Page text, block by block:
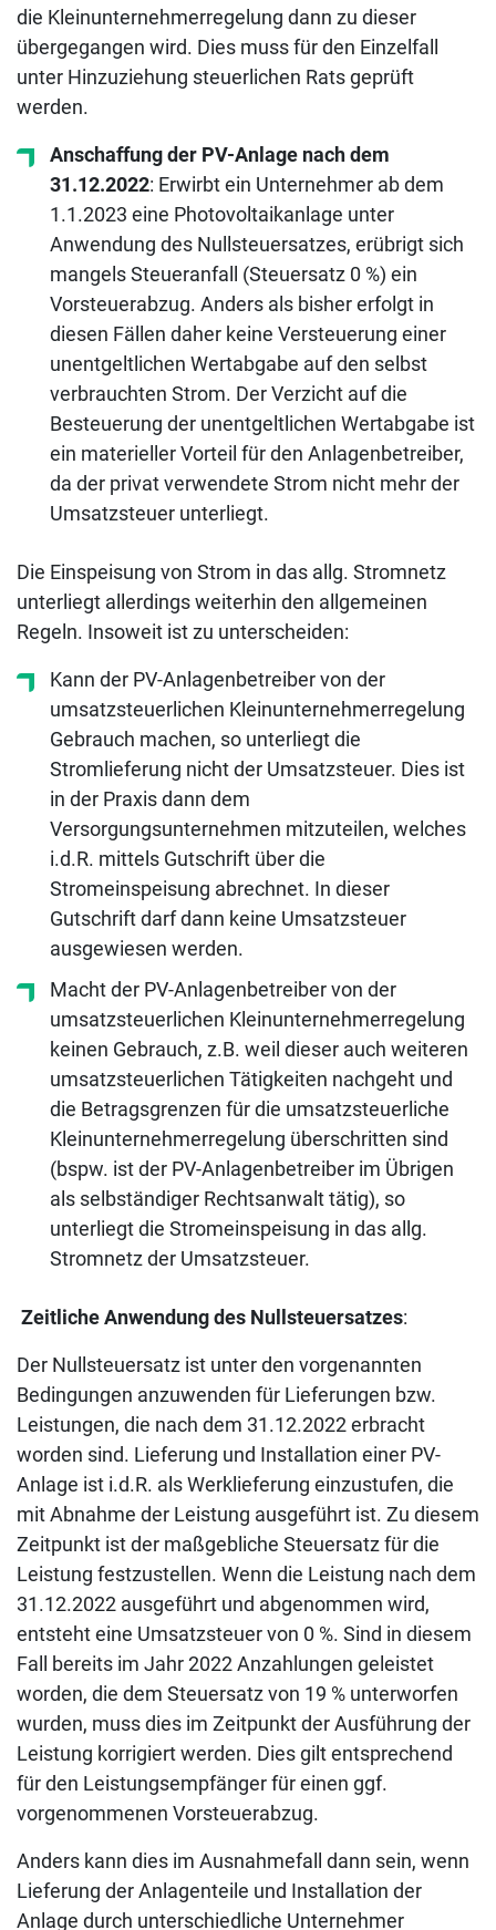
die Kleinunternehmerregelung dann zu dieser
übergegangen wird. Dies muss für den Einzelfall
unter Hinzuziehung steuerlichen Rats geprüft
werden.
Anschaffung der PV-Anlage nach dem
31.12.2022: Erwirbt ein Unternehmer ab dem
1.1.2023 eine Photovoltaikanlage unter
Anwendung des Nullsteuersatzes, erübrigt sich
mangels Steueranfall (Steuersatz 0 %) ein
Vorsteuerabzug. Anders als bisher erfolgt in
diesen Fällen daher keine Versteuerung einer
unentgeltlichen Wertabgabe auf den selbst
verbrauchten Strom. Der Verzicht auf die
Besteuerung der unentgeltlichen Wertabgabe ist
ein materieller Vorteil für den Anlagenbetreiber,
da der privat verwendete Strom nicht mehr der
Umsatzsteuer unterliegt.
Die Einspeisung von Strom in das allg. Stromnetz
unterliegt allerdings weiterhin den allgemeinen
Regeln. Insoweit ist zu unterscheiden:
Kann der PV-Anlagenbetreiber von der
umsatzsteuerlichen Kleinunternehmerregelung
Gebrauch machen, so unterliegt die
Stromlieferung nicht der Umsatzsteuer. Dies ist
in der Praxis dann dem
Versorgungsunternehmen mitzuteilen, welches
i.d.R. mittels Gutschrift über die
Stromeinspeisung abrechnet. In dieser
Gutschrift darf dann keine Umsatzsteuer
ausgewiesen werden.
Macht der PV-Anlagenbetreiber von der
umsatzsteuerlichen Kleinunternehmerregelung
keinen Gebrauch, z.B. weil dieser auch weiteren
umsatzsteuerlichen Tätigkeiten nachgeht und
die Betragsgrenzen für die umsatzsteuerliche
Kleinunternehmerregelung überschritten sind
(bspw. ist der PV-Anlagenbetreiber im Übrigen
als selbständiger Rechtsanwalt tätig), so
unterliegt die Stromeinspeisung in das allg.
Stromnetz der Umsatzsteuer.
Zeitliche Anwendung des Nullsteuersatzes:
Der Nullsteuersatz ist unter den vorgenannten
Bedingungen anzuwenden für Lieferungen bzw.
Leistungen, die nach dem 31.12.2022 erbracht
worden sind. Lieferung und Installation einer PV-
Anlage ist i.d.R. als Werklieferung einzustufen, die
mit Abnahme der Leistung ausgeführt ist. Zu diesem
Zeitpunkt ist der maßgebliche Steuersatz für die
Leistung festzustellen. Wenn die Leistung nach dem
31.12.2022 ausgeführt und abgenommen wird,
entsteht eine Umsatzsteuer von 0 %. Sind in diesem
Fall bereits im Jahr 2022 Anzahlungen geleistet
worden, die dem Steuersatz von 19 % unterworfen
wurden, muss dies im Zeitpunkt der Ausführung der
Leistung korrigiert werden. Dies gilt entsprechend
für den Leistungsempfänger für einen ggf.
vorgenommenen Vorsteuerabzug.
Anders kann dies im Ausnahmefall dann sein, wenn
Lieferung der Anlagenteile und Installation der
Anlage durch unterschiedliche Unternehmer